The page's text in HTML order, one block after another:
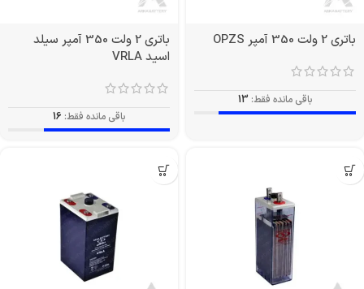
باتری 2 ولت 350 آمپر OPZS
باقی مانده فقط: 13
باتری 2 ولت 350 آمپر سیلد
اسید VRLA
باقی مانده فقط: 16